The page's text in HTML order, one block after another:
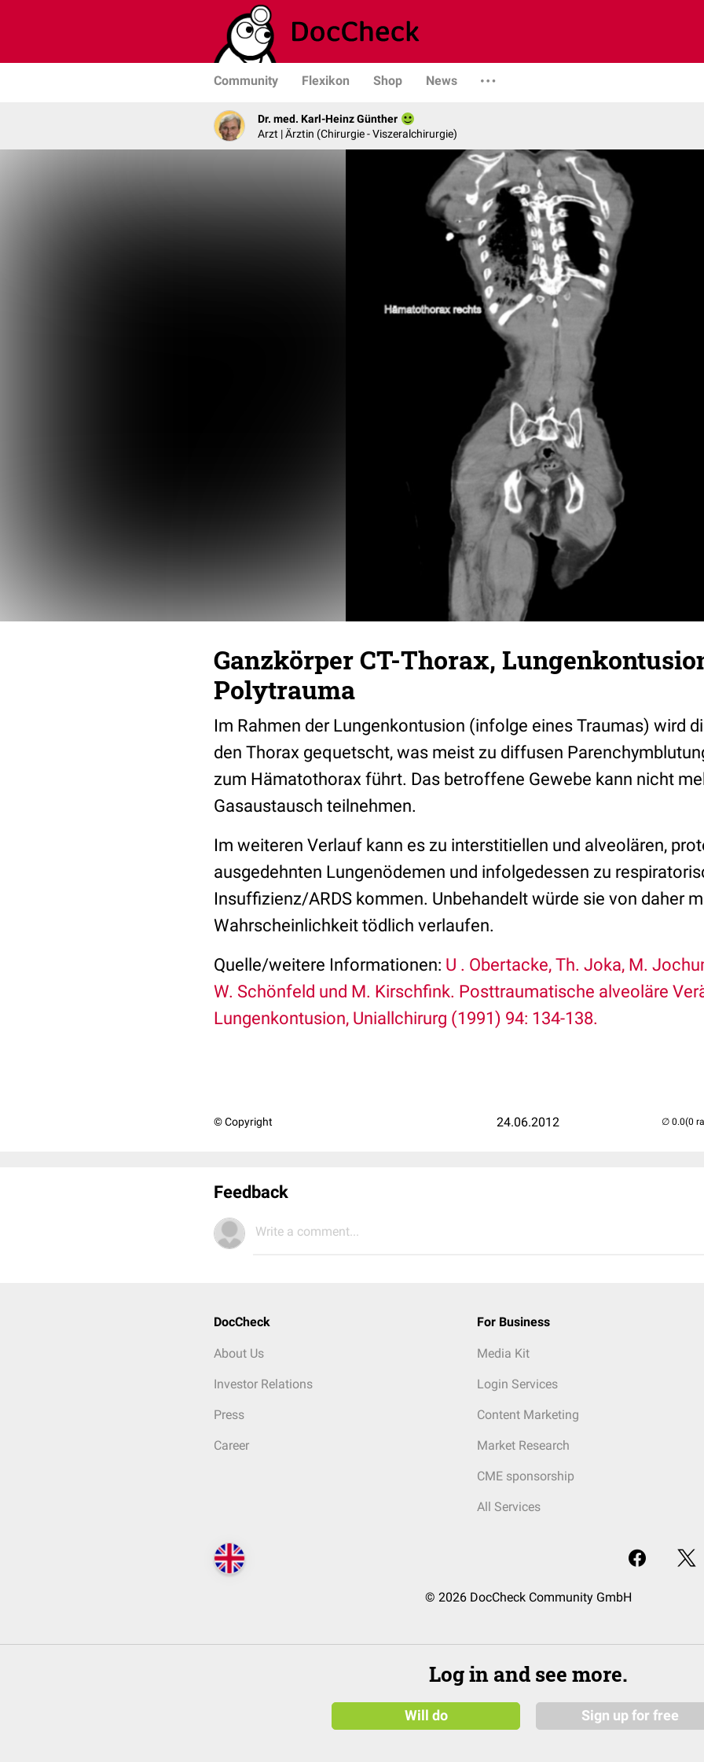
Community Flexikon Shop News
Dr. med. Karl-Heinz Günther
Arzt | Ärztin (Chirurgie - Viszeralchirurgie)
Ganzkörper CT-Thorax,
Polytrauma
Im Rahmen der Lungenkontusion (infolge eines Traumas) wird
den Thorax gequetscht, was meist zu diffusen
zum Hämatothorax führt. Das betroffene Gewebe kann nicht
Gasaustausch teilnehmen.
Im weiteren Verlauf kann es zu interstitiellen und alveolären,
ausgedehnten Lungenödemen und infolgedessen zu
Insuffizienz/ARDS kommen. Unbehandelt würde sie von daher
Wahrscheinlichkeit tödlich verlaufen.
Quelle/weitere Informationen: U . Obertacke, Th. Joka, M.
W. Schönfeld und M. Kirschfink. Posttraumatische alveoläre
Lungenkontusion, Uniallchirurg (1991) 94: 134-138.
© Copyright 24.06.2012 (0
Feedback
Write a comment...
DocCheck
About Us
Investor Relations
Press
Career
For Business
Media Kit
Login Services
Content Marketing
Market Research
CME sponsorship
All Services
© 2026 DocCheck Community GmbH
Log in and see more.
Will do Sign up for free